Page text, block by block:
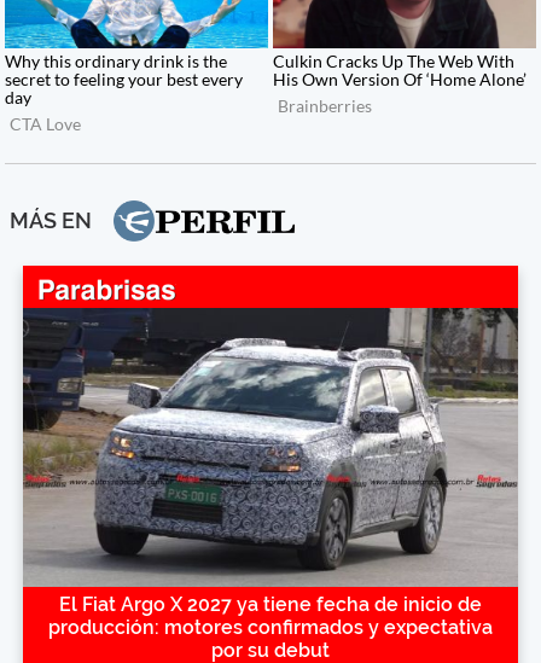
MÁS EN
El Fiat Argo X 2027 ya tiene fecha de inicio de
producción: motores confirmados y expectativa
por su debut